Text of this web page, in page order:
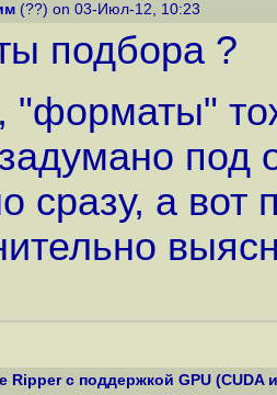
(??) on 03-Июл-12, 10:23
подбора ?
"форматы"
под
сразу, а
с поддержкой GPU (CUDA